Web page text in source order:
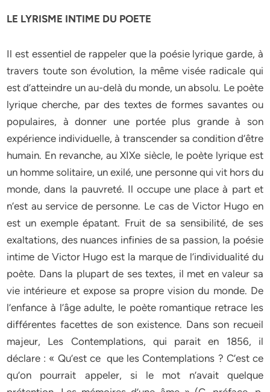
LE LYRISME INTIME DU POETE
Il est essentiel de rappeler que la poésie lyrique garde, à
travers toute son évolution, la même visée radicale qui
est d’atteindre un au-delà du monde, un absolu. Le poète
lyrique cherche, par des textes de formes savantes ou
populaires, à donner une portée plus grande à son
expérience individuelle, à transcender sa condition d’être
humain. En revanche, au XIXe siècle, le poète lyrique est
un homme solitaire, un exilé, une personne qui vit hors du
monde, dans la pauvreté. Il occupe une place à part et
n’est au service de personne. Le cas de Victor Hugo en
est un exemple épatant. Fruit de sa sensibilité, de ses
exaltations, des nuances infinies de sa passion, la poésie
intime de Victor Hugo est la marque de l’individualité du
poète. Dans la plupart de ses textes, il met en valeur sa
vie intérieure et expose sa propre vision du monde. De
l’enfance à l’âge adulte, le poète romantique retrace les
différentes facettes de son existence. Dans son recueil
majeur, Les Contemplations, qui parait en 1856, il
déclare : « Qu’est ce que les Contemplations ? C’est ce
qu’on pourrait appeler, si le mot n’avait quelque